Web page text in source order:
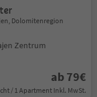
Dolomitenregion
Zentrum
ab 79€
/ 1 Apartment Inkl. MwSt.